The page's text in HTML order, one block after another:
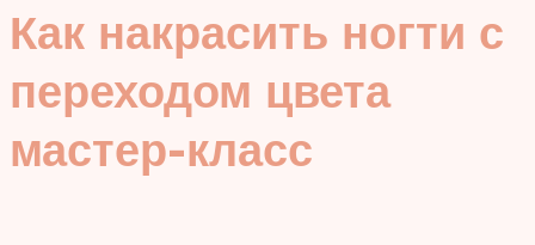
Как накрасить ногти с
переходом цвета
мастер-класс